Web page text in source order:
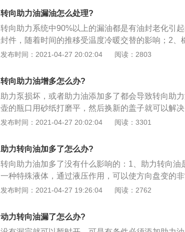
位，防止空气进入，检修助力油泵，更换磨损严重的
转向助力油漏油怎么处理?
转向助力系统中90%以上的漏油都是有油封老化引
封件，随着时间的推移受温度冷暖交替的影响；2、
塑化剂，丢失塑化剂的油封会收缩变硬，失去密封
法单独更换；4、而现在汽车市场已经有针对橡胶密
可以补充橡胶件的塑化剂，使密封件可以再次软化
果。
发布时间：2021-04-27 20:02:04 阅读：2803
转向助力油增多怎么办?
助力泵损坏，或者助力油添加多了都会导致转向助
壶的瓶口用砂纸打磨平，然后换新的盖子就可以解
存在的现象，原因是自己驾驶不当造成的。助力油
加，添加必须符合原厂要求的助力油；2、一般打方
死，而方向打死时会使助力油管的压力加大，各个
出现漏油；3、储油罐中的液压油外溢，油的颜色变
情况是转向助力器轴头油封密封不严；4、发动机机
时，被转向助力器吸入并和液压油混合在一起，导
发布时间：2021-04-27 20:02:04 阅读：3301
助力转向油加多了怎么办?
转向助力油加多了没有什么影响的：1、助力转向油
一种特殊液体，通过液压作用，可以使方向盘变的
液、制动油液以及减震油液类似；2、助力转向是汽
动强度；3、而助力转向油就是加注在助力转向系统
递转向力和缓冲的作用。
发布时间：2021-04-27 19:26:04 阅读：2762
动力转向油漏了怎么办?